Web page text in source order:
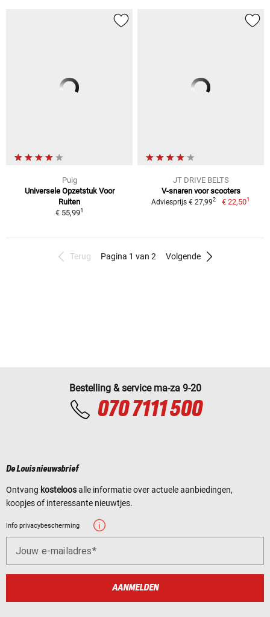
Puig
Universele Opzetstuk Voor
Ruiten
€ 55,991
JT DRIVE BELTS
V-snaren voor scooters
Adviesprijs € 27,992 € 22,501
Terug Pagina 1 van 2 Volgende
Bestelling & service ma-za 9-20
070 7111 500
De Louis nieuwsbrief
Ontvang kosteloosalle informatie over actuele aanbiedingen,
koopjes of interessante nieuwtjes.
Info privacybescherming
Jouw e-mailadres
AANMELDEN